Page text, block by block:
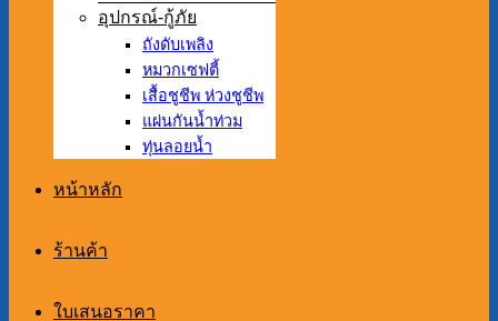
อุปกรณ์-กู้ภัย
ถังดับเพลิง
หมวกเซฟตี้
เสื้อชูชีพ ห่วงชูชีพ
แผ่นกันน้ำท่วม
ทุ่นลอยน้ำ
หน้าหลัก
ร้านค้า
ใบเสนอราคา